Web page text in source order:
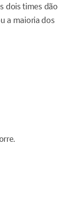
dois times dão
a maioria dos